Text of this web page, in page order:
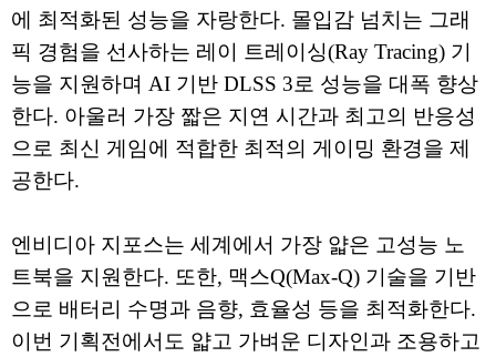
에 최적화된 성능을 자랑한다. 몰입감 넘치는 그래
픽 경험을 선사하는 레이 트레이싱(Ray Tracing) 기
능을 지원하며 AI 기반 DLSS 3로 성능을 대폭 향상
한다. 아울러 가장 짧은 지연 시간과 최고의 반응성
으로 최신 게임에 적합한 최적의 게이밍 환경을 제
공한다.
엔비디아 지포스는 세계에서 가장 얇은 고성능 노
트북을 지원한다. 또한, 맥스Q(Max-Q) 기술을 기반
으로 배터리 수명과 음향, 효율성 등을 최적화한다.
이번 기획전에서도 얇고 가벼운 디자인과 조용하고